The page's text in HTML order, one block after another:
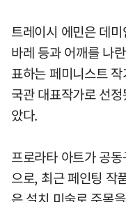
트레이시 에민은 데
바레 등과 어깨를 나
표하는 페미니스트
국관 대표작가로 선
았다.
프로라타 아트가 공
으로, 최근 페인팅 작